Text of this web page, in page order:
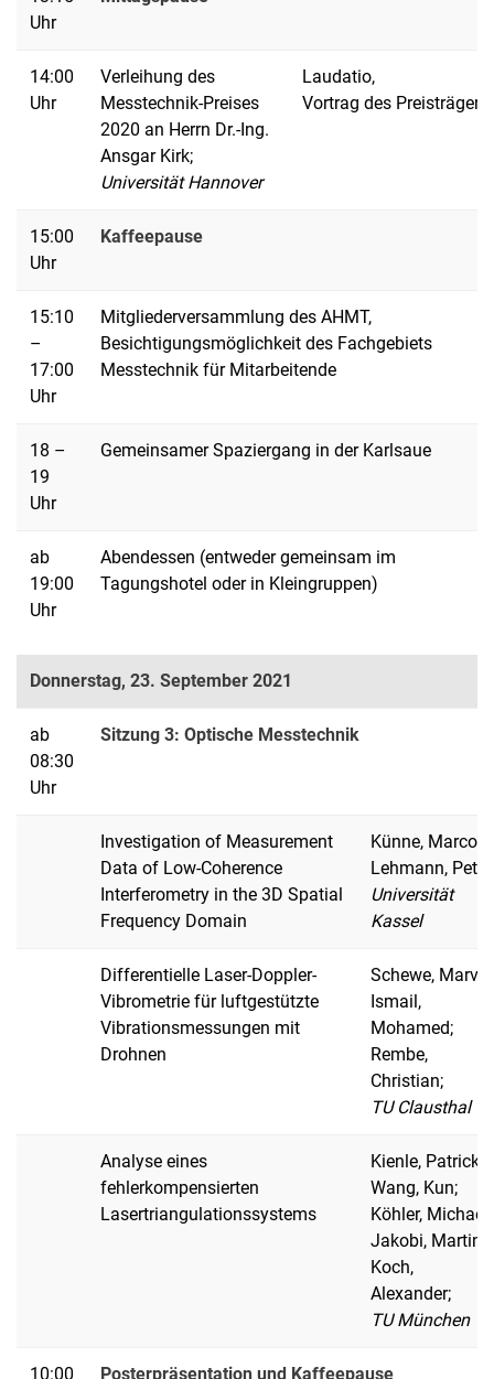
Uhr
14:00
Uhr
Verleihung des
Messtechnik-Preises
2020 an Herrn Dr.-Ing.
Ansgar Kirk;
Universität Hannover
Laudatio,
Vortrag des Preisträgers
15:00
Uhr
Kaffeepause
15:10
–
17:00
Uhr
Mitgliederversammlung des AHMT,
Besichtigungsmöglichkeit des Fachgebiets
Messtechnik für Mitarbeitende
18 –
19
Uhr
Gemeinsamer Spaziergang in der Karlsaue
ab
19:00
Uhr
Abendessen (entweder gemeinsam im
Tagungshotel oder in Kleingruppen)
Donnerstag, 23. September 2021
ab
08:30
Uhr
Sitzung 3: Optische Messtechnik
Investigation of Measurement
Data of Low-Coherence
Interferometry in the 3D Spatial
Frequency Domain
Künne, Marco;
Lehmann, Peter;
Universität
Kassel
Differentielle Laser-Doppler-
Vibrometrie für luftgestützte
Vibrationsmessungen mit
Drohnen
Schewe,
Ismail,
Mohamed;
Rembe,
Christian;
TU Clausthal
Analyse eines
fehlerkompensierten
Lasertriangulationssystems
Kienle, Patrick;
Wang, Kun;
Köhler, Michael;
Jakobi, Martin;
Koch,
Alexander;
TU München
10:00 Posterpräsentation und Kaffeepause